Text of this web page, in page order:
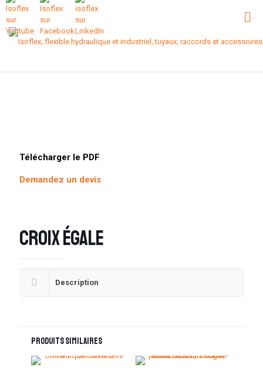
Télécharger le PDF
Demandez un devis
Croix égale
Description
Produits similaires